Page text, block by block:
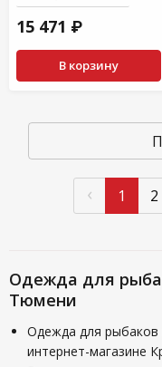
15 471 ₽
В корзину
‹ 1 2
Одежда для
Тюмени
Одежда для рыбаков
интернет-магазине